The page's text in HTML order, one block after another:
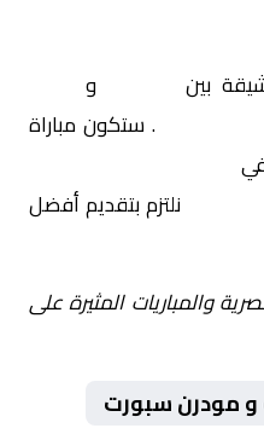
بين و
. ستكون مباراة
نلتزم بتقديم أفضل
والمباريات المثيرة على
و مودرن سبورت